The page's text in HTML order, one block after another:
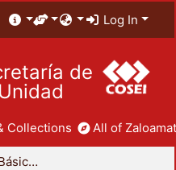
Log In
de
Unidad
Collections All of
División de Ciencias Básicas e Ingeniería